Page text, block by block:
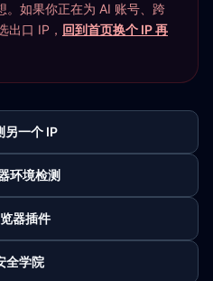
。如果你正在为 AI 账号、跨
出口 IP， 回到首页换个 IP 再
另一个 IP
环境检测
器插件
全学院